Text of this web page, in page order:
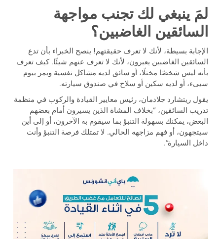
لمَ ينبغي لك تجنب مواجهة
السائقين الغاضبين؟
الإجابة بسيطة، لأنك لا تعرف حقيقتهم! ينصح الخبراء بأن تدع
السائقين الغاضبين يعبرون، لأنك لا تعرف عنهم شيئًا. كيف تعرف
بأنه ليس شخصًا مختلًا، أو سائق لديه مشاكل نفسية ويمر بيوم
سيىء، أو لديه سكين أو سلاح في صندوق سيارته.
يقول ريتشارد جلادمان، رئيس معايير القيادة والركوب في منظمة
تدريب السائقين، “بخلاف المشاة الذين يسيرون أمام بعضهم
البعض، يمكنك بسهولة التنبؤ بما سيقوم به الآخرون، أو إلى أين
سيتجهون، أو فهم مزاجهه الحالي. لا تمتلك فرصة التنبؤ وأنت
داخل السيارة”.